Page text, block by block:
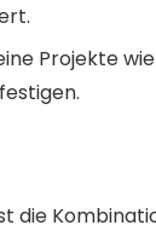
Projekte
die